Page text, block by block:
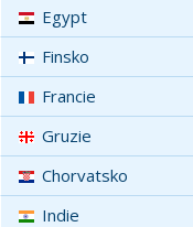
Egypt
Finsko
Francie
Gruzie
Chorvatsko
Indie